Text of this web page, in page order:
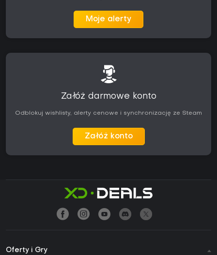
Moje alerty
Załóż darmowe konto
Odblokuj wishlisty, alerty cenowe i synchronizację ze Steam
Załóż konto
Oferty i Gry